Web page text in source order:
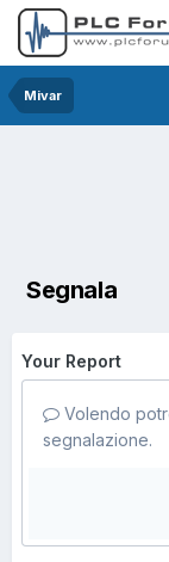
Mivar
Segnala
Your Report
Volendo
segnalazione.